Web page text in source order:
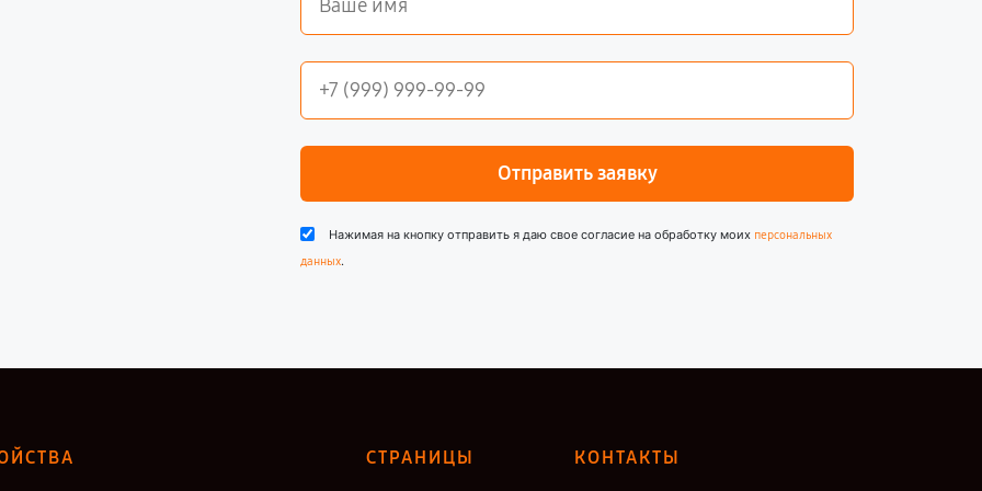
Отправить заявку
Нажимая на кнопку отправить я даю свое согласие на обработку моих персональных
данных.
СТРАНИЦЫ КОНТАКТЫ